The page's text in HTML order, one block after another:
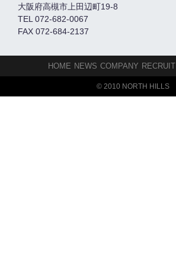
大阪府高槻市上田辺町19-8
TEL 072-682-0067
FAX 072-684-2137
HOME NEWS COMPANY RECRUIT
© 2010 NORTH HILLS